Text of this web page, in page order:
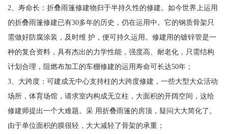
2、寿命长：折叠雨篷修建物归于半持久性的修建。如今世界上运用
的折叠雨篷修建已有30多年的历史，仍在运用中。它的钢质骨架只
需做好防腐涂装，及时维 护，便可持久运用。修建用的镀锌管是一
种的复合资料，具有杰出的力学性能，强度高、耐老化，只需结构
计划合理，阻燃布加工的车棚修建的运用寿命可长达50年；
3、大跨度：可建成无中心支持柱的大跨度修建，一些大型大众活动
场所，体育场馆，请求室内构成无立柱，大面积的开阔空间，这给
修建师提出一个大难题。采 用折叠雨篷的房顶，疑问大大简化了。
由于单位面积的膜很轻，大大减轻了骨架的承重；